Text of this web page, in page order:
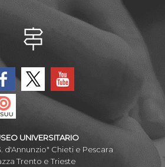
UNIVERSITARIO
d'Annunzio" Chieti e Pescara
Trento e Trieste